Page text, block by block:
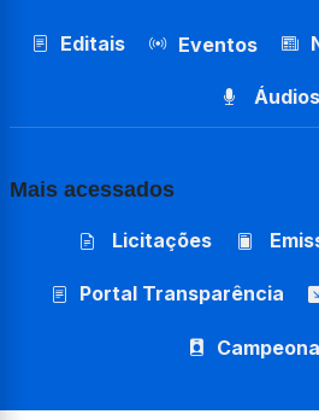
Editais Eventos
Áudios
Mais acessados
Licitações
Portal Transparência